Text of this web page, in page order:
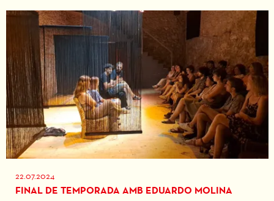
22.07.2024
FINAL DE TEMPORADA AMB EDUARDO MOLINA